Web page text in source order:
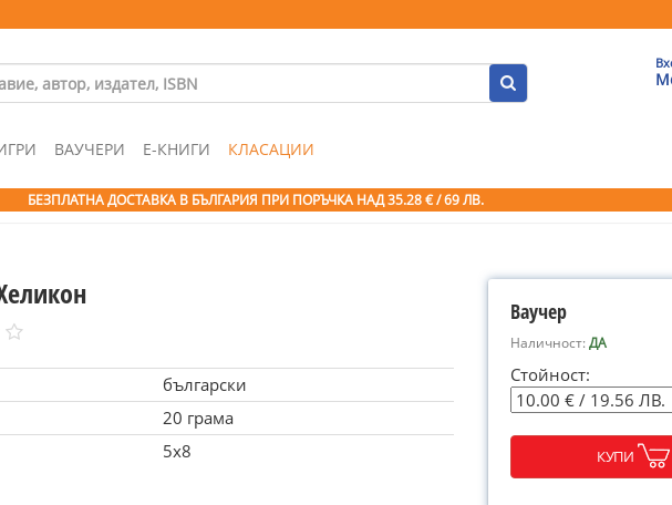
ВАУЧЕРИ Е-КНИГИ КЛАСАЦИИ
БЕЗПЛАТНА ДОСТАВКА В БЪЛГАРИЯ ПРИ ПОРЪЧКА НАД 35.28 € / 69 ЛВ.
български
20 грама
5x8
Ваучер
Наличност:ДА
Стойност:
КУПИ